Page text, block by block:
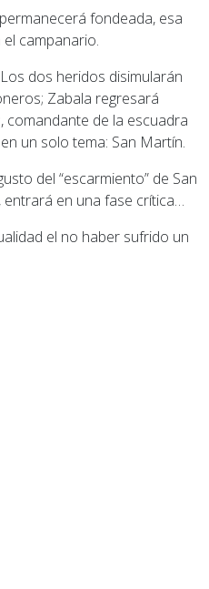
fondeada, esa
campanario.
dos heridos disimularán
Zabala regresará
comandante de la escuadra
un solo tema: San Martín.
del “escarmiento” de San
en una fase crítica…
el no haber sufrido un